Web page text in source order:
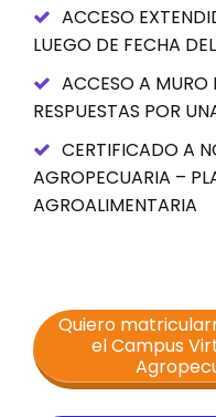
ACCESO
LUEGO DE FECHA
ACCESO A MURO
RESPUESTAS POR
CERTIFICADO A
AGROPECUARIA –
AGROALIMENTARIA
Quiero
el Campus